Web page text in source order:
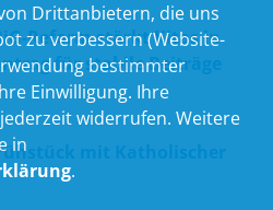
Reform stärkt Kitas in
für stabile Beiträge
mit Katholischer
Drittanbietern, die uns
zu verbessern (Website-
bestimmter
Einwilligung. Ihre
widerrufen. Weitere
in
.